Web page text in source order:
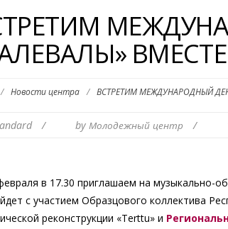
ВМЕСТЕ
/ Новости центра / ВСТРЕТИМ МЕЖДУНАРОДНЫЙ
/ byМолодежный центр /
в 17.30 приглашаем на музыкально-
с участием Образцового коллектива
реконструкции «Terttu» и